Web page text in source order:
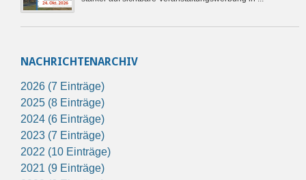
NACHRICHTENARCHIV
2026 (7 Einträge)
2025 (8 Einträge)
2024 (6 Einträge)
2023 (7 Einträge)
2022 (10 Einträge)
2021 (9 Einträge)